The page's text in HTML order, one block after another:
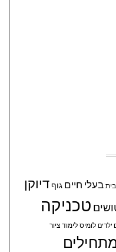
בית בעלי חיים גוףדיוקן
טכניקה
ילדים לומיס לימוד ציור